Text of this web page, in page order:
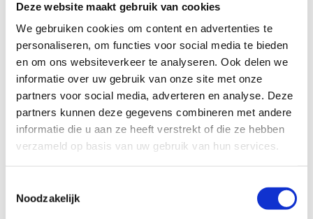
Deze website maakt gebruik van cookies
We gebruiken cookies om content en advertenties te
personaliseren, om functies voor social media te bieden
en om ons websiteverkeer te analyseren. Ook delen we
informatie over uw gebruik van onze site met onze
partners voor social media, adverteren en analyse. Deze
partners kunnen deze gegevens combineren met andere
informatie die u aan ze heeft verstrekt of die ze hebben
verzameld op basis van uw gebruik van hun services.
Noodzakelijk
TECHNISCHE MOEILIJKHEIDSGRAAD
makkelijk moeilijk
BEWEGWIJZERING
slecht
TIP:ontbrekende signalisatie kan je melden via het
Routemeldpunt